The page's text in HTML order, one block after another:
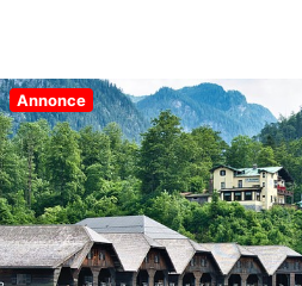
Annonce